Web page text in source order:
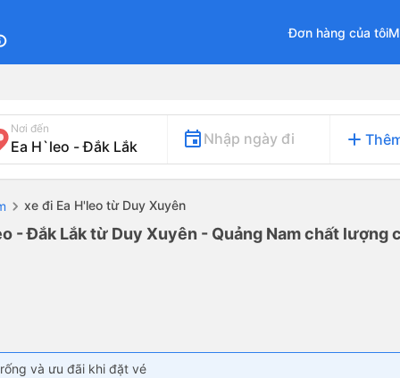
Đơn hàng của tôi
Nơi đến
Nhập ngày đi add
xe đi Ea H'leo từ Duy Xuyên
- Đắk Lắk từ Duy Xuyên - Quảng Nam chất lượng
và ưu đãi khi đặt vé